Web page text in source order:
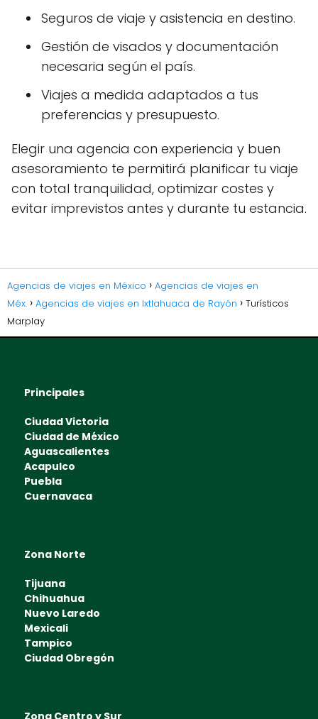
Seguros de viaje y asistencia en destino.
Gestión de visados y documentación
necesaria según el país.
Viajes a medida adaptados a tus
preferencias y presupuesto.
Elegir una agencia con experiencia y buen
asesoramiento te permitirá planificar tu viaje
con total tranquilidad, optimizar costes y
evitar imprevistos antes y durante tu estancia.
Agencias de viajes en México
Agencias de viajes en
Méx.
Agencias de viajes en Ixtlahuaca de Rayón
Turísticos
Marplay
Principales
Ciudad Victoria
Ciudad de México
Aguascalientes
Acapulco
Puebla
Cuernavaca
Zona Norte
Tijuana
Chihuahua
Nuevo Laredo
Mexicali
Tampico
Ciudad Obregón